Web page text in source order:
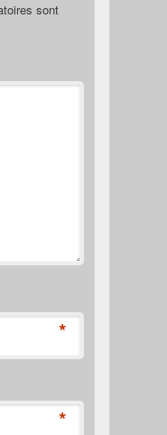
sont
*
*